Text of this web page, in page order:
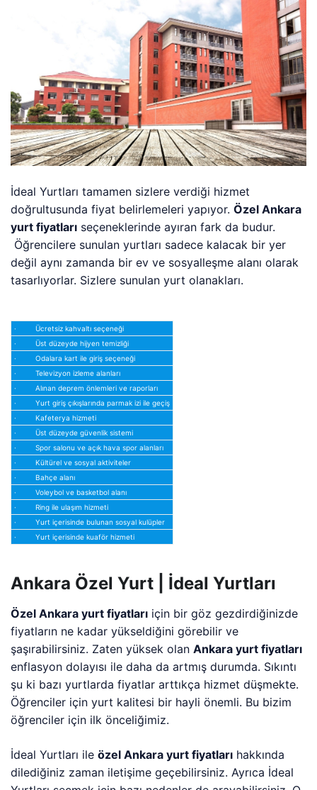
İdeal Yurtları tamamen sizlere verdiği hizmet
doğrultusunda fiyat belirlemeleri yapıyor.Özel Ankara
yurt fiyatları seçeneklerinde ayıran fark da budur.
Öğrencilere sunulan yurtları sadece kalacak bir yer
değil aynı zamanda bir ev ve sosyalleşme alanı olarak
tasarlıyorlar. Sizlere sunulan yurt olanakları.
· Ücretsiz kahvaltı seçeneği
· Üst düzeyde hijyen temizliği
· Odalara kart ile giriş seçeneği
· Televizyon izleme alanları
· Alınan deprem önlemleri ve raporları
· Yurt giriş çıkışlarında parmak izi ile geçiş
· Kafeterya hizmeti
· Üst düzeyde güvenlik sistemi
· Spor salonu ve açık hava spor alanları
· Kültürel ve sosyal aktiviteler
· Bahçe alanı
· Voleybol ve basketbol alanı
· Ring ile ulaşım hizmeti
· Yurt içerisinde bulunan sosyal kulüpler
· Yurt içerisinde kuaför hizmeti
Ankara Özel Yurt | İdeal Yurtları
Özel Ankara yurt fiyatları için bir göz gezdirdiğinizde
fiyatların ne kadar yükseldiğini görebilir ve
şaşırabilirsiniz. Zaten yüksek olanAnkara yurt fiyatları
enflasyon dolayısı ile daha da artmış durumda. Sıkıntı
şu ki bazı yurtlarda fiyatlar arttıkça hizmet düşmekte.
Öğrenciler için yurt kalitesi bir hayli önemli. Bu bizim
öğrenciler için ilk önceliğimiz.
İdeal Yurtları ileözel Ankara yurt fiyatları hakkında
dilediğiniz zaman iletişime geçebilirsiniz. Ayrıca İdeal